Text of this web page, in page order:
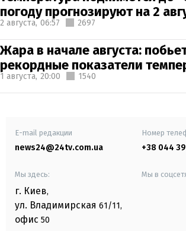
погоду прогнозируют на 2
2 августа, 06:57 2697
Жара в начале августа:
рекордные показатели
1 августа, 20:00 1540
E-mail редакции
news24@24tv.com.ua
Номер
+38 044
Мы здесь:
г. Киев,
ул. Владимирская 61/11,
офис 50
Мы в